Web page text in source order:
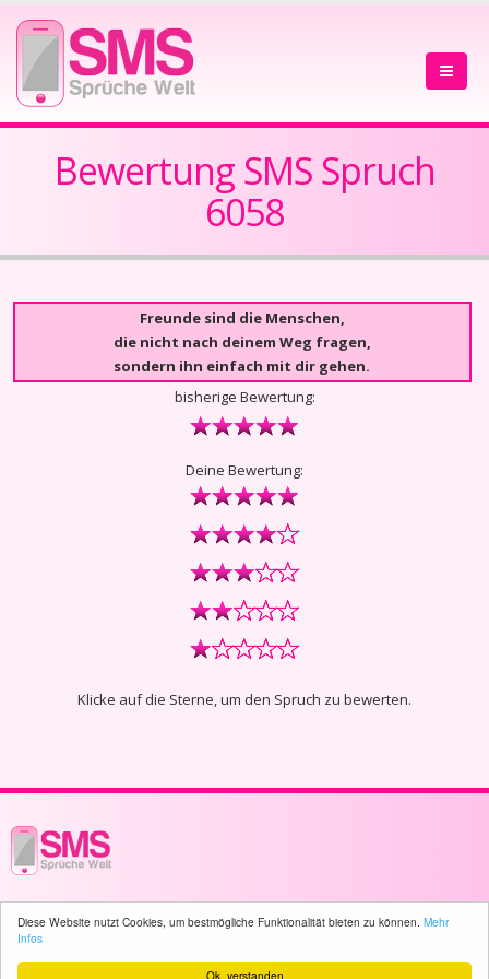
Ok, verstanden
Diese Website nutzt Cookies, um bestmögliche Funktionalität bieten zu können. Mehr
Infos
Bewertung SMS Spruch
6058
Freunde sind die Menschen,
die nicht nach deinem Weg fragen,
sondern ihn einfach mit dir gehen.
bisherige Bewertung:
Deine Bewertung:
Klicke auf die Sterne, um den Spruch zu bewerten.
© 2003 - 2026 -sms-sprueche-welt.ch- All rights reserved -2320 user(s)
online